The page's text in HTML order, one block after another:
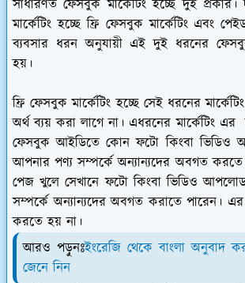
সাধারণত ফেসবুক মার্কেটিং হচ্ছে দুই
মার্কেটিং হচ্ছে ফ্রি ফেসবুক মার্কেটিং এবং
ব্যবসার ধরন অনুযায়ী এই দুই ধরনের
হয়।
ফ্রি ফেসবুক মার্কেটিং হচ্ছে সেই ধরনের
অর্থ ব্যয় করা লাগে না। এধরনের মার্কেটিং
ফেসবুক আইডিতে কোন ফটো কিংবা ভিডিও
আপনার পণ্য সম্পর্কে অন্যান্যদের অবগত
পেজ খুলে সেখানে ফটো কিংবা ভিডিও
সম্পর্কে অন্যান্যদের অবগত করাতে পারেন।
করতে হয় না।
আরও পড়ুনঃইংরেজি থেকে বাংলা অনুবাদ
জেনে নিন